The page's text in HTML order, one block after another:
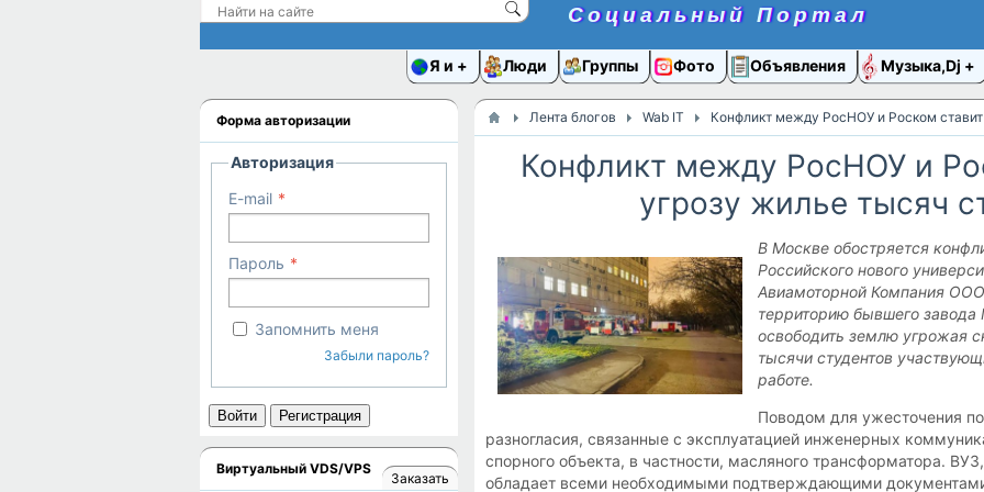
Социальный Портал
Я и Люди Группы Фото Объявления Музыка,Dj
Лента блогов Wab IT Конфликт между РосНОУ и Роском
Конфликт между РосНОУ и
угрозу жилье тысяч
В Москве обостряется
Российского нового
Авиамоторной Компания
территорию бывшего
освободить землю угрожая
тысячи студентов
работе.
Поводом для ужесточения
разногласия, связанные с эксплуатацией инженерных
спорного объекта, в частности, масляного трансформатора.
обладает всеми необходимыми подтверждающими
Форма авторизации
Авторизация
E-mail
Пароль
Запомнить меня
Забыли пароль?
Войти Регистрация
Виртуальный VDS/VPS
Заказать